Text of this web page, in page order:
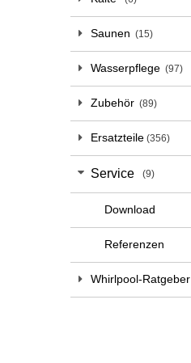
Saunen 15
Wasserpflege 97
Zubehör 89
Ersatzteile 356
Service 9
Download
Referenzen
Whirlpool-Ratgeber